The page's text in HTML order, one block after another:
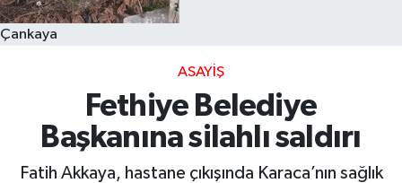
Çankaya
ASAYIŞ
Fethiye Belediye
Başkanına silahlı saldırı
Fatih Akkaya, hastane çıkışında Karaca’nın sağlık